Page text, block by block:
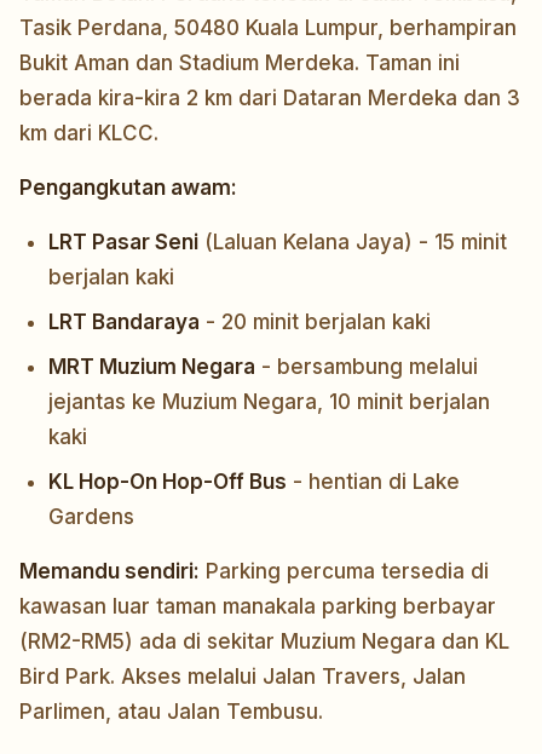
Tasik Perdana, 50480 Kuala Lumpur, berhampiran
Bukit Aman dan Stadium Merdeka. Taman ini
berada kira-kira 2 km dari Dataran Merdeka dan 3
km dari KLCC.
Pengangkutan awam:
LRT Pasar Seni (Laluan Kelana Jaya) - 15 minit
berjalan kaki
LRT Bandaraya - 20 minit berjalan kaki
MRT Muzium Negara - bersambung melalui
jejantas ke Muzium Negara, 10 minit berjalan
kaki
KL Hop-On Hop-Off Bus - hentian di Lake
Gardens
Memandu sendiri: Parking percuma tersedia di
kawasan luar taman manakala parking berbayar
(RM2-RM5) ada di sekitar Muzium Negara dan KL
Bird Park. Akses melalui Jalan Travers, Jalan
Parlimen, atau Jalan Tembusu.